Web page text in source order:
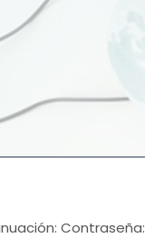
Contraseña: